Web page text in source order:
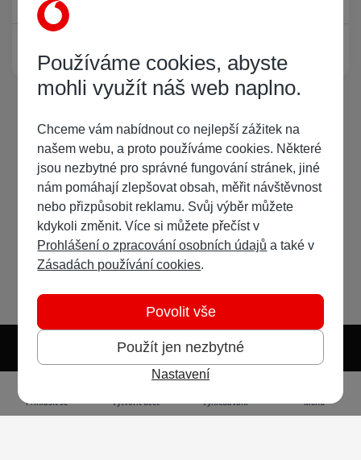
Žádný registrovaný uživatel si neprohlíží tuto stránku
Světlý režim Předvolba systému
Přihlásit se Vytvořit účet Vyhledávání Menu
Používáme cookies, abyste
mohli využít náš web naplno.
Chceme vám nabídnout co nejlepší zážitek na
našem webu, a proto používáme cookies. Některé
jsou nezbytné pro správné fungování stránek, jiné
nám pomáhají zlepšovat obsah, měřit návštěvnost
nebo přizpůsobit reklamu. Svůj výběr můžete
kdykoli změnit. Více si můžete přečíst v
Prohlášení o zpracování osobních údajů a také v
Zásadách používání cookies.
Použít jen nezbytné
Povolit vše
Nastavení